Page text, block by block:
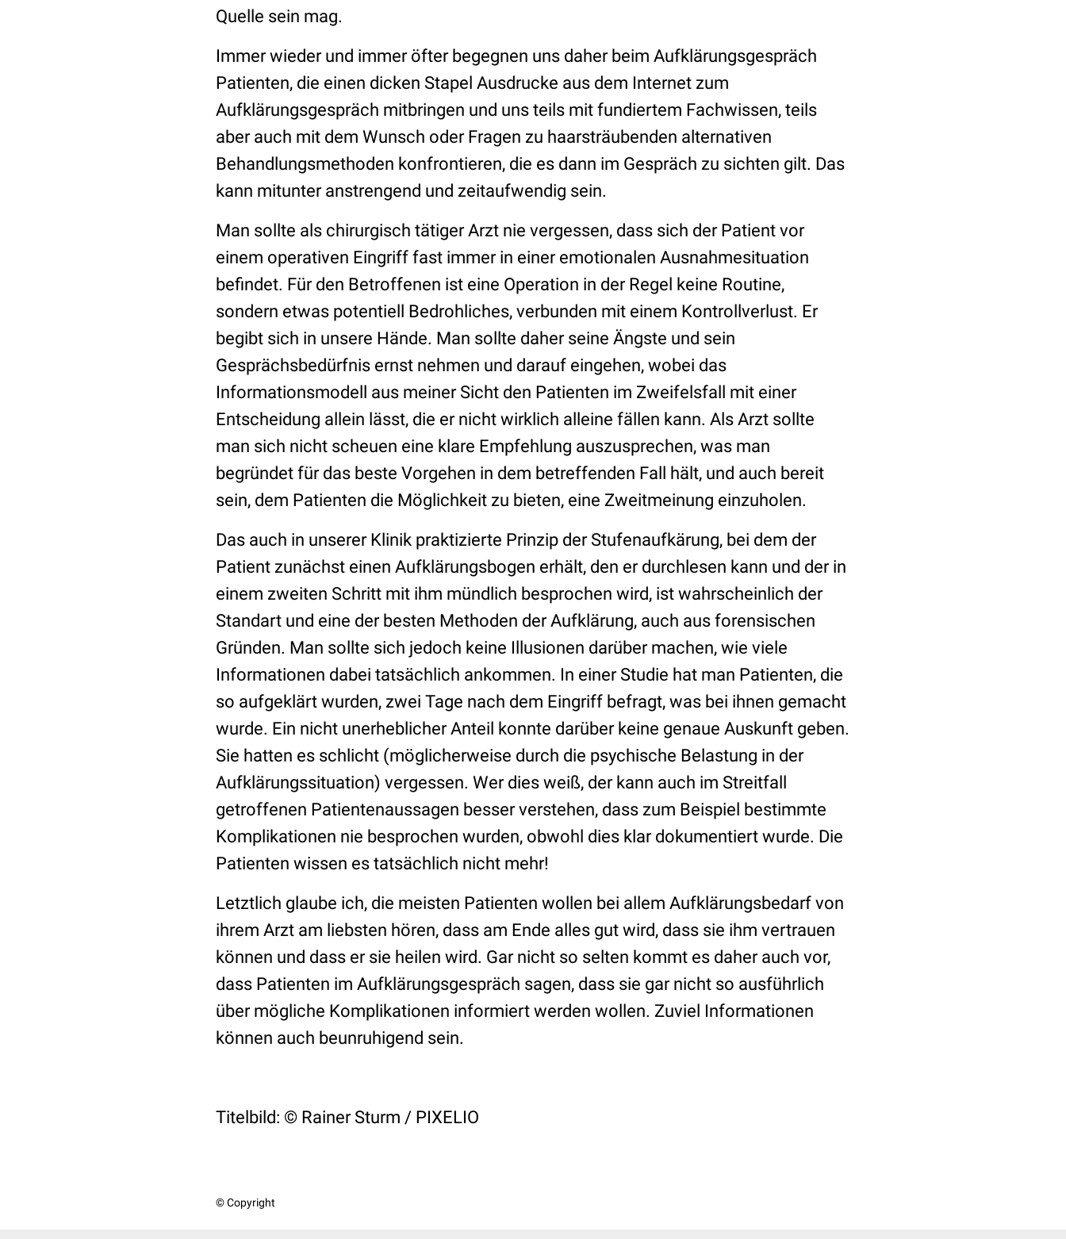
Quelle sein mag.
Immer wieder und immer öfter begegnen uns daher beim Aufklärungsgespräch
Patienten, die einen dicken Stapel Ausdrucke aus dem Internet zum
Aufklärungsgespräch mitbringen und uns teils mit fundiertem Fachwissen, teils
aber auch mit dem Wunsch oder Fragen zu haarsträubenden alternativen
Behandlungsmethoden konfrontieren, die es dann im Gespräch zu sichten gilt. Das
kann mitunter anstrengend und zeitaufwendig sein.
Man sollte als chirurgisch tätiger Arzt nie vergessen, dass sich der Patient vor
einem operativen Eingriff fast immer in einer emotionalen Ausnahmesituation
befindet. Für den Betroffenen ist eine Operation in der Regel keine Routine,
sondern etwas potentiell Bedrohliches, verbunden mit einem Kontrollverlust. Er
begibt sich in unsere Hände. Man sollte daher seine Ängste und sein
Gesprächsbedürfnis ernst nehmen und darauf eingehen, wobei das
Informationsmodell aus meiner Sicht den Patienten im Zweifelsfall mit einer
Entscheidung allein lässt, die er nicht wirklich alleine fällen kann. Als Arzt sollte
man sich nicht scheuen eine klare Empfehlung auszusprechen, was man
begründet für das beste Vorgehen in dem betreffenden Fall hält, und auch bereit
sein, dem Patienten die Möglichkeit zu bieten, eine Zweitmeinung einzuholen.
Das auch in unserer Klinik praktizierte Prinzip der Stufenaufkärung, bei dem der
Patient zunächst einen Aufklärungsbogen erhält, den er durchlesen kann und der in
einem zweiten Schritt mit ihm mündlich besprochen wird, ist wahrscheinlich der
Standart und eine der besten Methoden der Aufklärung, auch aus forensischen
Gründen. Man sollte sich jedoch keine Illusionen darüber machen, wie viele
Informationen dabei tatsächlich ankommen. In einer Studie hat man Patienten, die
so aufgeklärt wurden, zwei Tage nach dem Eingriff befragt, was bei ihnen gemacht
wurde. Ein nicht unerheblicher Anteil konnte darüber keine genaue Auskunft geben.
Sie hatten es schlicht (möglicherweise durch die psychische Belastung in der
Aufklärungssituation) vergessen. Wer dies weiß, der kann auch im Streitfall
getroffenen Patientenaussagen besser verstehen, dass zum Beispiel bestimmte
Komplikationen nie besprochen wurden, obwohl dies klar dokumentiert wurde. Die
Patienten wissen es tatsächlich nicht mehr!
Letztlich glaube ich, die meisten Patienten wollen bei allem Aufklärungsbedarf von
ihrem Arzt am liebsten hören, dass am Ende alles gut wird, dass sie ihm vertrauen
können und dass er sie heilen wird. Gar nicht so selten kommt es daher auch vor,
dass Patienten im Aufklärungsgespräch sagen, dass sie gar nicht so ausführlich
über mögliche Komplikationen informiert werden wollen. Zuviel Informationen
können auch beunruhigend sein.
Titelbild: © Rainer Sturm / PIXELIO
© Copyright